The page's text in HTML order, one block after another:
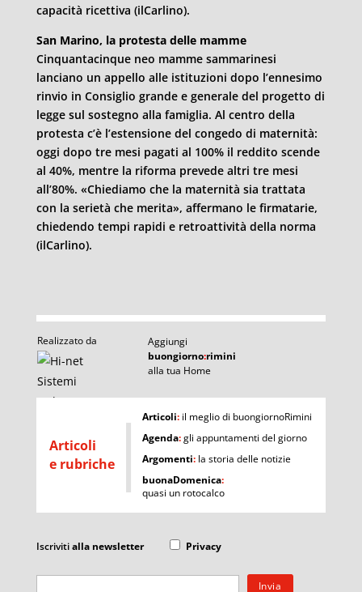
capacità ricettiva (ilCarlino).
San Marino, la protesta delle mamme
Cinquantacinque neo mamme sammarinesi
lanciano un appello alle istituzioni dopo l’ennesimo
rinvio in Consiglio grande e generale del progetto di
legge sul sostegno alla famiglia. Al centro della
protesta c’è l’estensione del congedo di maternità:
oggi dopo tre mesi pagati al 100% il reddito scende
al 40%, mentre la riforma prevede altri tre mesi
all’80%. «Chiediamo che la maternità sia trattata
con la serietà che merita», affermano le firmatarie,
chiedendo tempi rapidi e retroattività della norma
(ilCarlino).
Realizzato da
Aggiungi
buongiorno:rimini
alla tua Home
Articoli
e rubriche
I Articoli: il meglio di buongiornoRimini
Agenda:gli appuntamenti del giorno
Argomenti: la storia delle notizie
buonaDomenica:
quasi un rotocalco
Iscrivitialla newsletter Privacy